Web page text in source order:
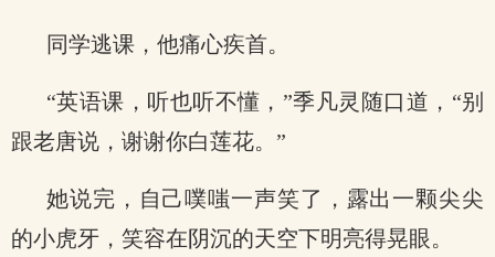
同学逃课，他痛心疾首。
“英语课，听也听不懂，”季凡灵随口道，“别
跟老唐说，谢谢你白莲花。”
她说完，自己噗嗤一声笑了，露出一颗尖尖
的小虎牙，笑容在阴沉的天空下明亮得晃眼。